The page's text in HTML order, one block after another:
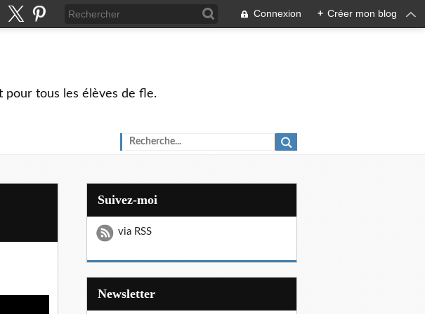
Connexion + Créer mon blog
pour tous les élèves de fle.
Suivez-moi
via RSS
Newsletter